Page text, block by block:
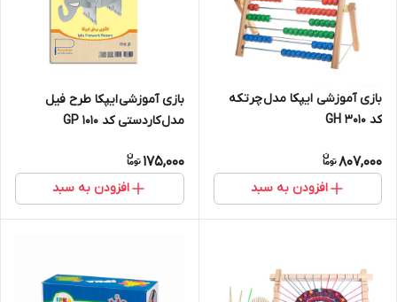
بازی آموزشی ایپکا مدل چرتکه
کد GH 3010
807,000
افزودن به سبد
بازی آموزشی ایپکا طرح فیل
مدل کاردستی کد GP 1010
175,000
افزودن به سبد